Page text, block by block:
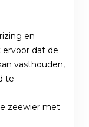
en
dat de
vasthouden,
te
zeewier met